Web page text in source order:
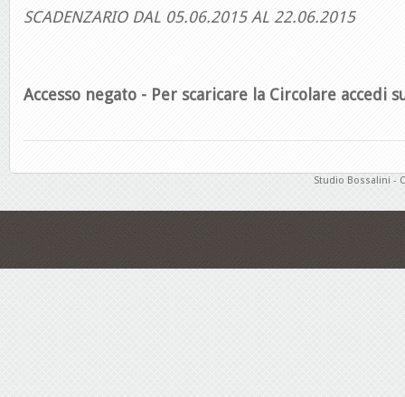
SCADENZARIO DAL 05.06.2015 AL 22.06.2015
Accesso negato - Per scaricare la Circolare accedi
Studio Bossalini -